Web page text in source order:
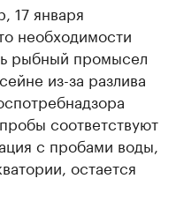
17 января
необходимости
рыбный промысел
из-за разлива
соответствуют
с пробами воды,
остается